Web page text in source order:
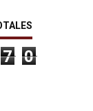
7 0